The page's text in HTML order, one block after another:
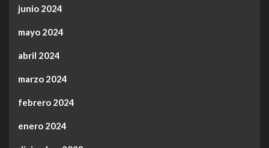
junio 2024
mayo 2024
abril 2024
marzo 2024
febrero 2024
enero 2024